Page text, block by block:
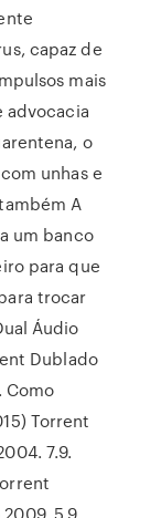
capaz de
mais
advocacia
o
unhas e
A
um banco
para que
trocar
Áudio
Dublado
Como
Torrent
7.9.
5.9.